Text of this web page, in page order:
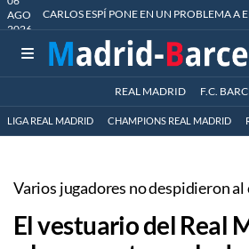
AGO
2026
CARLOS ESPÍ PONE EN UN PROBLEMA A
REAL MADRID F.C.
LIGA REAL MADRID CHAMPIONS REAL MADRID
Varios jugadores no despidieron al
El vestuario del Real